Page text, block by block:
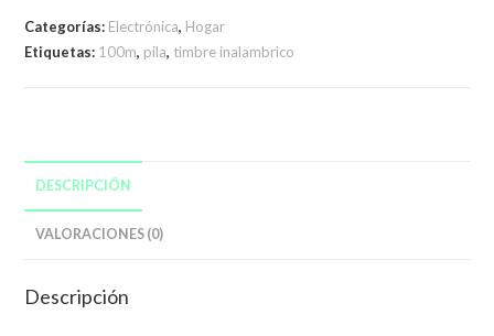
cantidad
Categorías: Electrónica, Hogar
Etiquetas: 100m, pila, timbre inalambrico
DESCRIPCIÓN
VALORACIONES (0)
Descripción